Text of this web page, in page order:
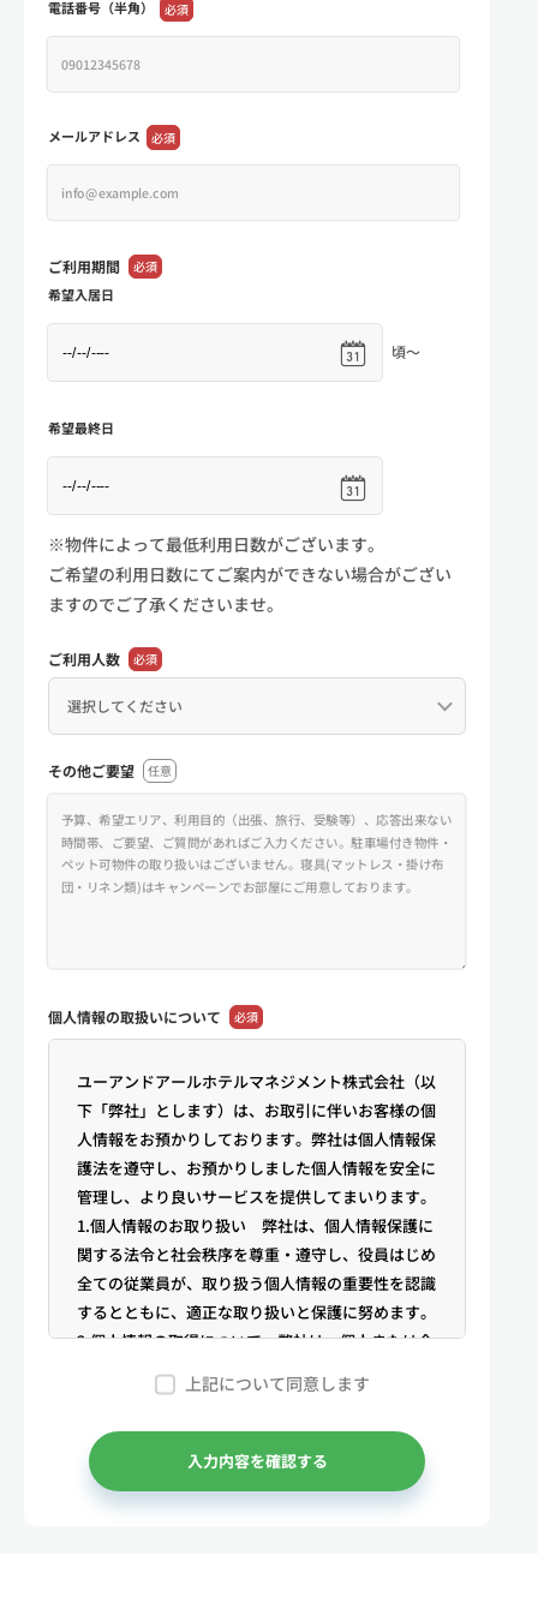
電話番号（半角） 必須
メールアドレス 必須
ご利用期間 必須
希望入居日
頃～
希望最終日
※物件によって最低利用日数がございます。
ご希望の利用日数にてご案内ができない場合がござい
ますのでご了承くださいませ。
ご利用人数 必須
その他ご要望 任意
個人情報の取扱いについて 必須
ユーアンドアールホテルマネジメント株式会社（以
下「弊社」とします）は、お取引に伴いお客様の個
人情報をお預かりしております。弊社は個人情報保
護法を遵守し、お預かりしました個人情報を安全に
管理し、より良いサービスを提供してまいります。
1.個人情報のお取り扱い 弊社は、個人情報保護に
関する法令と社会秩序を尊重・遵守し、役員はじめ
全ての従業員が、取り扱う個人情報の重要性を認識
するとともに、適正な取り扱いと保護に努めます。
2.個人情報の取得について 弊社は、個人または企
業からの電話・メール等のお問合せや公開情報（登
記簿謄本、電話帳、インターネット掲載情報等）な
どから適法かつ公正な手段により個人情報を取得い
たします。
3.弊社が保有する個人情報 （1）マンスリー物件
上記について同意します
入力内容を確認する